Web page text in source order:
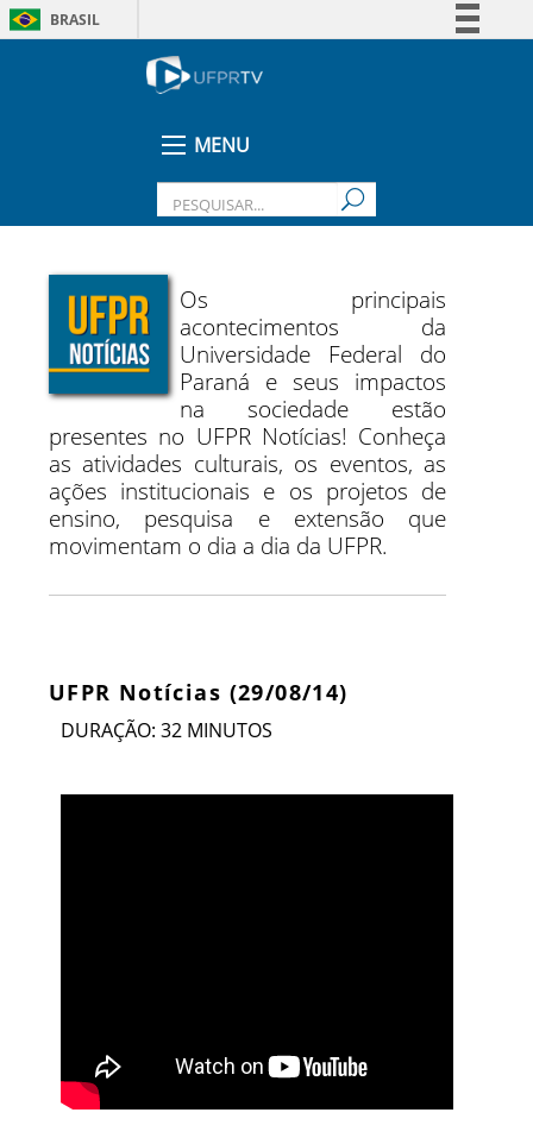
BRASIL
Legislação
MENU
Os principais
acontecimentos da
Universidade Federal do
Paraná e seus impactos
na sociedade estão
presentes no UFPR Notícias! Conheça
as atividades culturais, os eventos, as
ações institucionais e os projetos de
ensino, pesquisa e extensão que
movimentam o dia a dia da UFPR.
UFPR Notícias (29/08/14)
DURAÇÃO: 32 MINUTOS